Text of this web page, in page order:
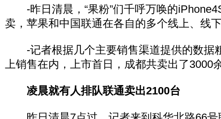
-昨日清晨，“果粉”们千呼万唤的
卖，苹果和中国联通在各自的多个线上、线
-记者根据几个主要销售渠道提供的数据
上销售在内，上市首日，成都共卖出了3000
凌晨就有人排队联通卖出2100台